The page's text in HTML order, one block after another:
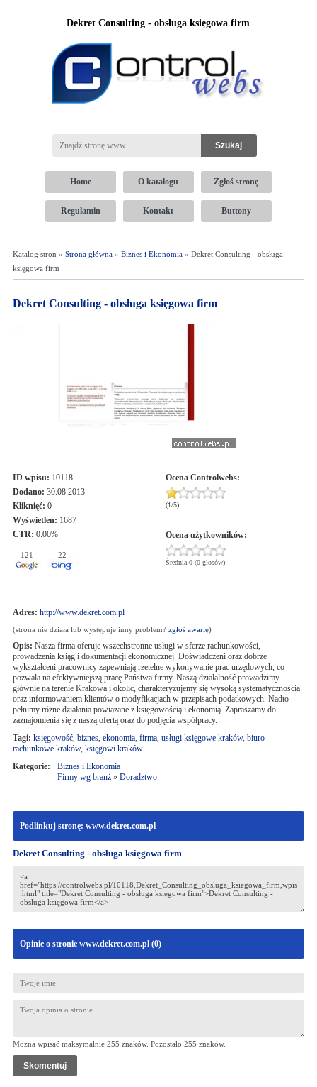
Dekret Consulting - obsługa księgowa firm
Home O katalogu Zgłoś stronę
Regulamin Kontakt Buttony
Katalog stron » Strona główna» Biznes i Ekonomia» Dekret Consulting - obsługa
księgowa firm
Dekret Consulting - obsługa księgowa firm
ID wpisu: 10118
Dodano: 30.08.2013
Kliknięć: 0
Wyświetleń: 1687
CTR: 0.00%
121 22
Ocena Controlwebs:
(1/5)
Ocena użytkowników:
Średnia 0 (0 głosów)
Adres: http://www.dekret.com.pl
(strona nie działa lub występuje inny problem? zgłoś awarię)
Opis: Nasza firma oferuje wszechstronne usługi w sferze rachunkowości,
prowadzenia ksiąg i dokumentacji ekonomicznej. Doświadczeni oraz dobrze
wykształceni pracownicy zapewniają rzetelne wykonywanie prac urzędowych, co
pozwala na efektywniejszą pracę Państwa firmy. Naszą działalność prowadzimy
głównie na terenie Krakowa i okolic, charakteryzujemy się wysoką systematycznością
oraz informowaniem klientów o modyfikacjach w przepisach podatkowych. Nadto
pełnimy różne działania powiązane z księgowością i ekonomią. Zapraszamy do
zaznajomienia się z naszą ofertą oraz do podjęcia współpracy.
Tagi: księgowość, biznes, ekonomia, firma, usługi księgowe kraków, biuro
rachunkowe kraków, księgowi kraków
Kategorie:
Biznes i Ekonomia
Firmy wg branż» Doradztwo
Podlinkuj stronę: www.dekret.com.pl
Dekret Consulting - obsługa księgowa firm
Opinie o stronie www.dekret.com.pl (0)
Można wpisać maksymalnie 255 znaków. Pozostało 255 znaków.